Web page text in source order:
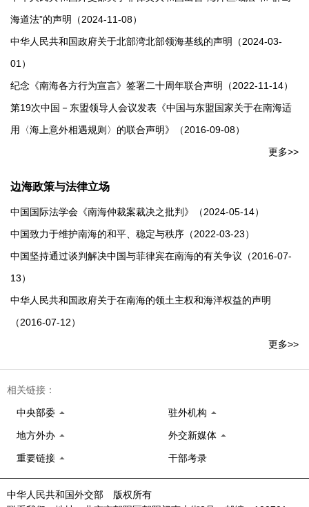
海道法”的声明（2024-11-08）
中华人民共和国政府关于北部湾北部领海基线的声明（2024-03-
01）
纪念《南海各方行为宣言》签署二十周年联合声明（2022-11-14）
第19次中国－东盟领导人会议发表《中国与东盟国家关于在南海适
用〈海上意外相遇规则〉的联合声明》（2016-09-08）
更多>>
边海政策与法律立场
中国国际法学会《南海仲裁案裁决之批判》（2024-05-14）
中国致力于维护南海的和平、稳定与秩序（2022-03-23）
中国坚持通过谈判解决中国与菲律宾在南海的有关争议（2016-07-
13）
中华人民共和国政府关于在南海的领土主权和海洋权益的声明
（2016-07-12）
更多>>
相关链接：
中央部委 驻外机构
地方外办 外交新媒体
重要链接 干部考录
中华人民共和国外交部 版权所有